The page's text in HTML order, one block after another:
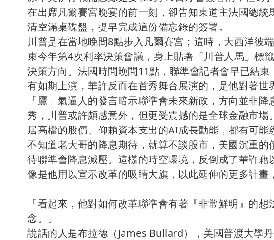
在出席凡爾賽宮晚宴的前一刻，卻告知東道主法國總統
清空滿桌碟盤，提早完成這份備忘錄的簽署。
川普是在當地晚間8點步入凡爾賽宮；這時，大西洋彼
束今年第4次利率決策會議，身上貼著「川普人馬」標
決策方向。法國時間晚間11點，聯準會記者會早已結
有如期上演，華許反而在首秀舞台展演的，是他對著
「鷹」氣逼人的發言暗示聯準會未來新政，方向並非
秀，川普或許頗感意外，但更受震撼的是全球金融市
居高檔的股價、仰賴資本支出的AI成長動能，都有可
不知道老大哥的降息期待，就算不談股市，美國沉重
待聯準會降息減壓。這樣的時空環境，反倒成了華許藉
像是他用以宣示改革的吸睛大旗，以此延伸的更多計畫
「看起來，他對如何改革聯準會有著『非常鮮明』的
念。」
說話的人是布拉德（James Bullard），美國普渡大學